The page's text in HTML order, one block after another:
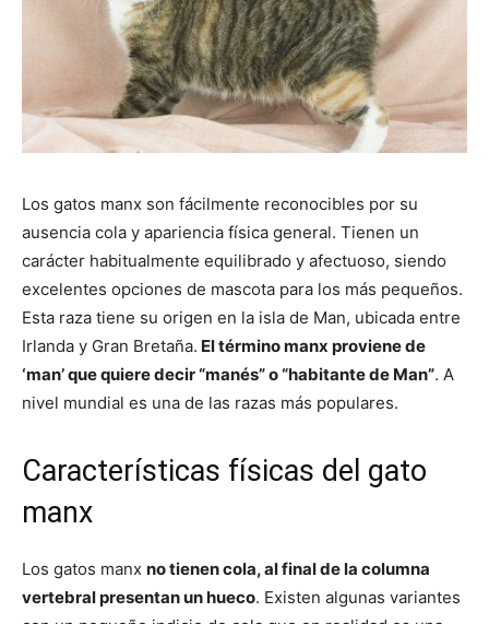
Gatos
Los gatos manx son fácilmente reconocibles por su
ausencia cola y apariencia física general. Tienen un
carácter habitualmente equilibrado y afectuoso, siendo
excelentes opciones de mascota para los más pequeños.
Esta raza tiene su origen en la isla de Man, ubicada entre
Irlanda y Gran Bretaña. El término manx proviene de
‘man’ que quiere decir “manés” o “habitante de Man”. A
nivel mundial es una de las razas más populares.
Características físicas del gato
manx
Los gatos manx no tienen cola, al final de la columna
vertebral presentan un hueco. Existen algunas variantes